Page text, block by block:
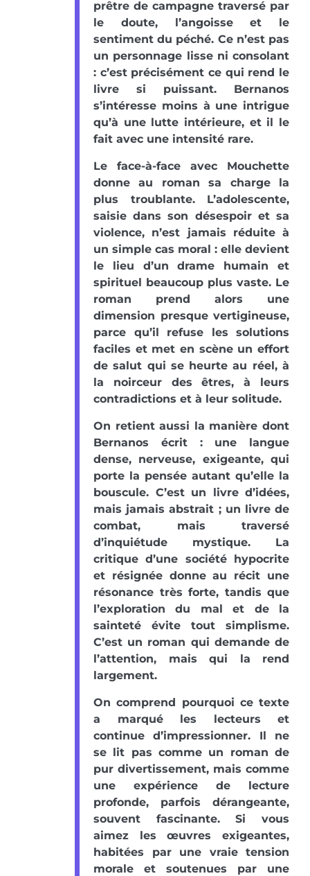
prêtre de campagne traversé par
le doute, l’angoisse et le
sentiment du péché. Ce n’est pas
un personnage lisse ni consolant
: c’est précisément ce qui rend le
livre si puissant. Bernanos
s’intéresse moins à une intrigue
qu’à une lutte intérieure, et il le
fait avec une intensité rare.
Le face-à-face avec Mouchette
donne au roman sa charge la
plus troublante. L’adolescente,
saisie dans son désespoir et sa
violence, n’est jamais réduite à
un simple cas moral : elle devient
le lieu d’un drame humain et
spirituel beaucoup plus vaste. Le
roman prend alors une
dimension presque vertigineuse,
parce qu’il refuse les solutions
faciles et met en scène un effort
de salut qui se heurte au réel, à
la noirceur des êtres, à leurs
contradictions et à leur solitude.
On retient aussi la manière dont
Bernanos écrit : une langue
dense, nerveuse, exigeante, qui
porte la pensée autant qu’elle la
bouscule. C’est un livre d’idées,
mais jamais abstrait ; un livre de
combat, mais traversé
d’inquiétude mystique. La
critique d’une société hypocrite
et résignée donne au récit une
résonance très forte, tandis que
l’exploration du mal et de la
sainteté évite tout simplisme.
C’est un roman qui demande de
l’attention, mais qui la rend
largement.
On comprend pourquoi ce texte
a marqué les lecteurs et
continue d’impressionner. Il ne
se lit pas comme un roman de
pur divertissement, mais comme
une expérience de lecture
profonde, parfois dérangeante,
souvent fascinante. Si vous
aimez les œuvres exigeantes,
habitées par une vraie tension
morale et soutenues par une